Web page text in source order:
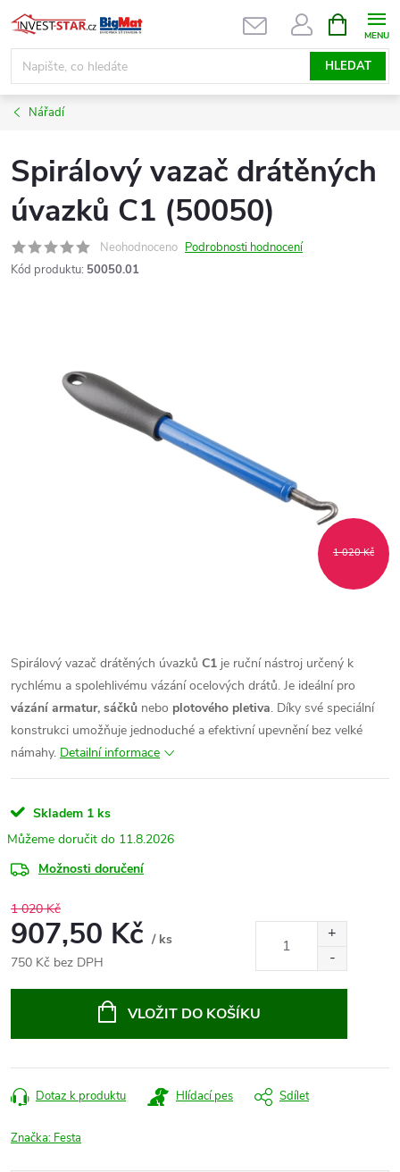
Přejít
na
obsah
HLEDAT
NÁKUPNÍ
KOŠÍK
Nářadí
Spirálový vazač drátěných
úvazků C1 (50050)
Neohodnoceno Podrobnosti hodnocení
Kód produktu: 50050.01
1 020 Kč
Spirálový vazač drátěných úvazků C1 je ruční nástroj určený k
rychlému a spolehlivému vázání ocelových drátů. Je ideální pro
vázání armatur, sáčků nebo plotového pletiva. Díky své speciální
konstrukci umožňuje jednoduché a efektivní upevnění bez velké
námahy. Detailní informace
Skladem 1 ks
11.8.2026
Možnosti doručení
1 020 Kč
907,50 Kč / ks
750 Kč bez DPH
VLOŽIT DO KOŠÍKU
Dotaz k produktu Hlídací pes Sdílet
Značka: Festa